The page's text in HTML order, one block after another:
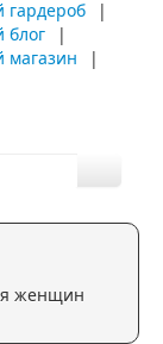
|
|
|
женщин